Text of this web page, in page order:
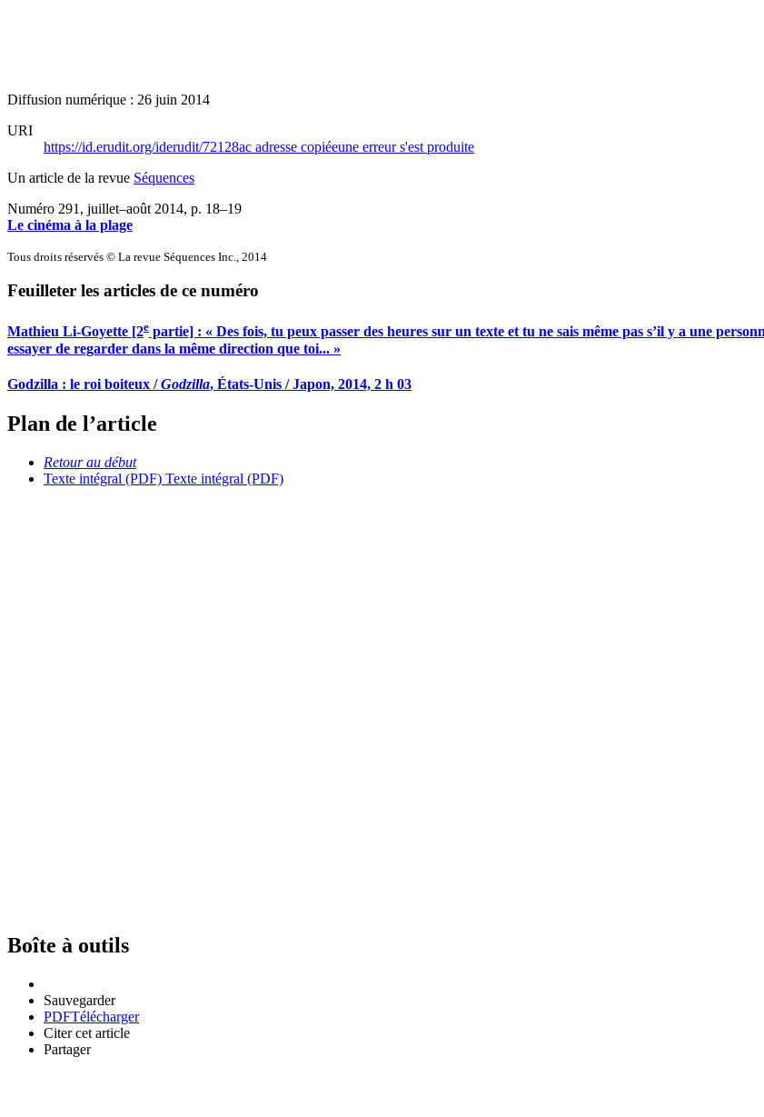
Diffusion numérique : 26 juin 2014
URI
https://id.erudit.org/iderudit/72128ac adresse copiéeune erreur s'est produite
Un article de la revue Séquences
Numéro 291, juillet–août 2014, p. 18–19
Le cinéma à la plage
Tous droits réservés © La revue Séquences Inc., 2014
Feuilleter les articles de ce numéro
Mathieu Li-Goyette [2e partie] : « Des fois, tu peux passer des heures sur un texte et tu ne sais même pas s’il y a une
essayer de regarder dans la même direction que toi... »
Godzilla : le roi boiteux /Godzilla, États-Unis / Japon, 2014, 2 h 03
Plan de l’article
Retour au début
Texte intégral (PDF) Texte intégral (PDF)
Boîte à outils
Sauvegarder
PDFTélécharger
Citer cet article
Partager